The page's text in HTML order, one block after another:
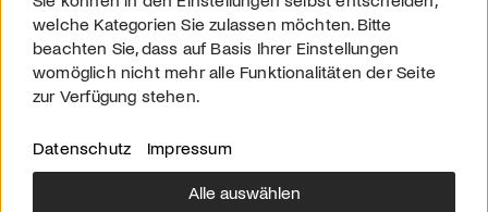
welche Kategorien Sie zulassen möchten. Bitte
beachten Sie, dass auf Basis Ihrer Einstellungen
womöglich nicht mehr alle Funktionalitäten der Seite
zur Verfügung stehen.
Datenschutz Impressum
Alle auswählen